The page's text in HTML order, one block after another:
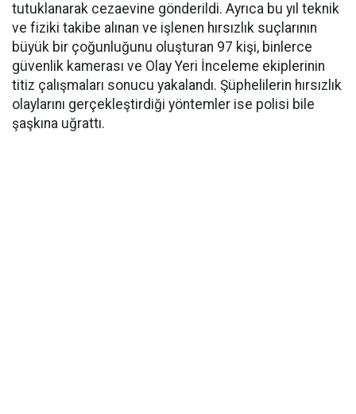
tutuklanarak cezaevine gönderildi. Ayrıca bu yıl teknik
ve fiziki takibe alınan ve işlenen hırsızlık suçlarının
büyük bir çoğunluğunu oluşturan 97 kişi, binlerce
güvenlik kamerası ve Olay Yeri İnceleme ekiplerinin
titiz çalışmaları sonucu yakalandı. Şüphelilerin hırsızlık
olaylarını gerçekleştirdiği yöntemler ise polisi bile
şaşkına uğrattı.